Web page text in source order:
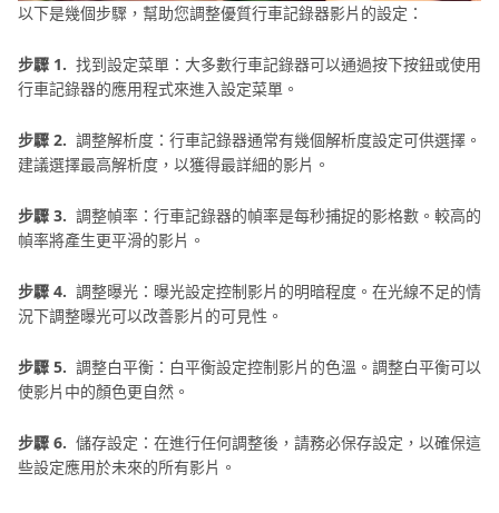
以下是幾個步驟，幫助您調整優質行車記錄器影片的設定：
步驟 1. 找到設定菜單：大多數行車記錄器可以通過按下按鈕或使用
行車記錄器的應用程式來進入設定菜單。
步驟 2. 調整解析度：行車記錄器通常有幾個解析度設定可供選擇。
建議選擇最高解析度，以獲得最詳細的影片。
步驟 3. 調整幀率：行車記錄器的幀率是每秒捕捉的影格數。較高的
幀率將產生更平滑的影片。
步驟 4. 調整曝光：曝光設定控制影片的明暗程度。在光線不足的情
況下調整曝光可以改善影片的可見性。
步驟 5. 調整白平衡：白平衡設定控制影片的色溫。調整白平衡可以
使影片中的顏色更自然。
步驟 6. 儲存設定：在進行任何調整後，請務必保存設定，以確保這
些設定應用於未來的所有影片。